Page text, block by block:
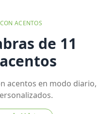
CON ACENTOS
de 11
acentos en modo diario,